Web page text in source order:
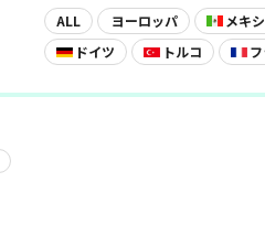
ALL ヨーロッパ メキ
ドイツ
トルコ